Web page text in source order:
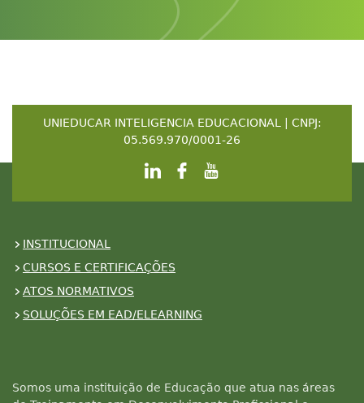
UNIEDUCAR INTELIGENCIA EDUCACIONAL | CNPJ:
05.569.970/0001-26
INSTITUCIONAL
CURSOS E CERTIFICAÇÕES
ATOS NORMATIVOS
SOLUÇÕES EM EAD/ELEARNING
Somos uma instituição de Educação que atua nas áreas